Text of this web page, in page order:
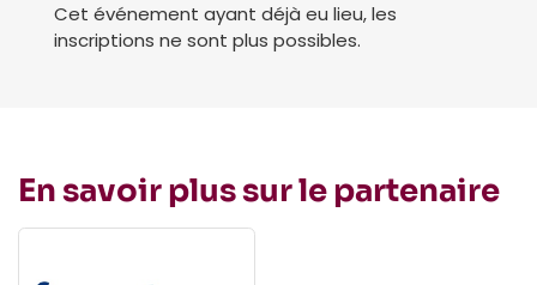
Cet événement ayant déjà eu lieu, les
inscriptions ne sont plus possibles.
En savoir plus sur le partenaire